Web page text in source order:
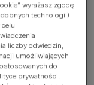
wyrażasz zgodę
technologii)
liczby odwiedzin,
umożliwiających
do
prywatności.